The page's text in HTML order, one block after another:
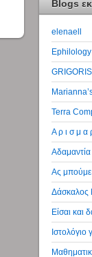
Blogs
elenaell
Ephilology
GRIGORIS
Terra
Α ρ ι σ μ α
Ας μπούμε
Δάσκαλος
Είσαι και